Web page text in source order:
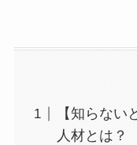
【知らない
人材とは？